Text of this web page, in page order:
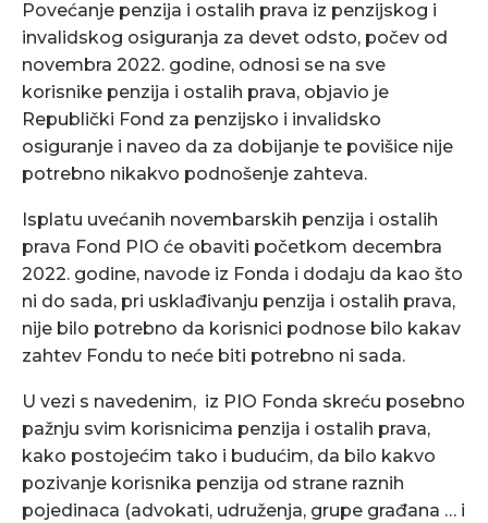
Povećanje penzija i ostalih prava iz penzijskog i
invalidskog osiguranja za devet odsto, počev od
novembra 2022. godine, odnosi se na sve
korisnike penzija i ostalih prava, objavio je
Republički Fond za penzijsko i invalidsko
osiguranje i naveo da za dobijanje te povišice nije
potrebno nikakvo podnošenje zahteva.
Isplatu uvećanih novembarskih penzija i ostalih
prava Fond PIO će obaviti početkom decembra
2022. godine, navode iz Fonda i dodaju da kao što
ni do sada, pri usklađivanju penzija i ostalih prava,
nije bilo potrebno da korisnici podnose bilo kakav
zahtev Fondu to neće biti potrebno ni sada.
U vezi s navedenim, iz PIO Fonda skreću posebno
pažnju svim korisnicima penzija i ostalih prava,
kako postojećim tako i budućim, da bilo kakvo
pozivanje korisnika penzija od strane raznih
pojedinaca (advokati, udruženja, grupe građana … i